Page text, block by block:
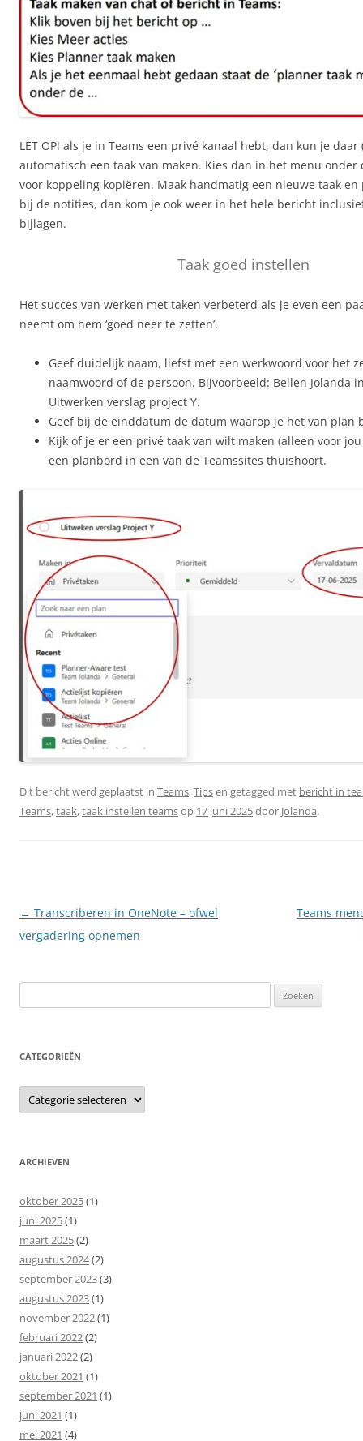
LET OP! als je in Teams een privé kanaal hebt, dan kun je daar
automatisch een taak van maken. Kies dan in het menu
voor koppeling kopiëren. Maak handmatig een nieuwe taak
bij de notities, dan kom je ook weer in het hele bericht
bijlagen.
Taak goed instellen
Het succes van werken met taken verbeterd als je even een
neemt om hem ‘goed neer te zetten’.
Geef duidelijk naam, liefst met een werkwoord voor het
naamwoord of de persoon. Bijvoorbeeld: Bellen Jolanda
Uitwerken verslag project Y.
Geef bij de einddatum de datum waarop je het van plan
Kijk of je er een privé taak van wilt maken (alleen voor
een planbord in een van de Teamssites thuishoort.
Dit bericht werd geplaatst in Teams,Tipsen getagged met bericht in
Teams,taak,taak instellen teamsop 17 juni 2025door Jolanda.
Berichtnavigatie
← Transcriberen in OneNote – ofwel
vergadering opnemen
Teams
naar:
CATEGORIEËN
Categorieën
ARCHIEVEN
oktober 2025(1)
juni 2025(1)
maart 2025(2)
augustus 2024(2)
september 2023(3)
augustus 2023(1)
november 2022(1)
februari 2022(2)
januari 2022(2)
oktober 2021 (1)
september 2021 (1)
juni 2021 (1)
mei 2021 (4)